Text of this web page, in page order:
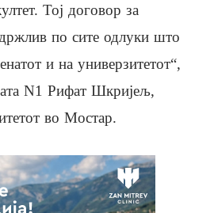
Тој договор за
по сите одлуки што
и на универзитетот“,
N1 Рифат Шкријељ,
во Мостар.